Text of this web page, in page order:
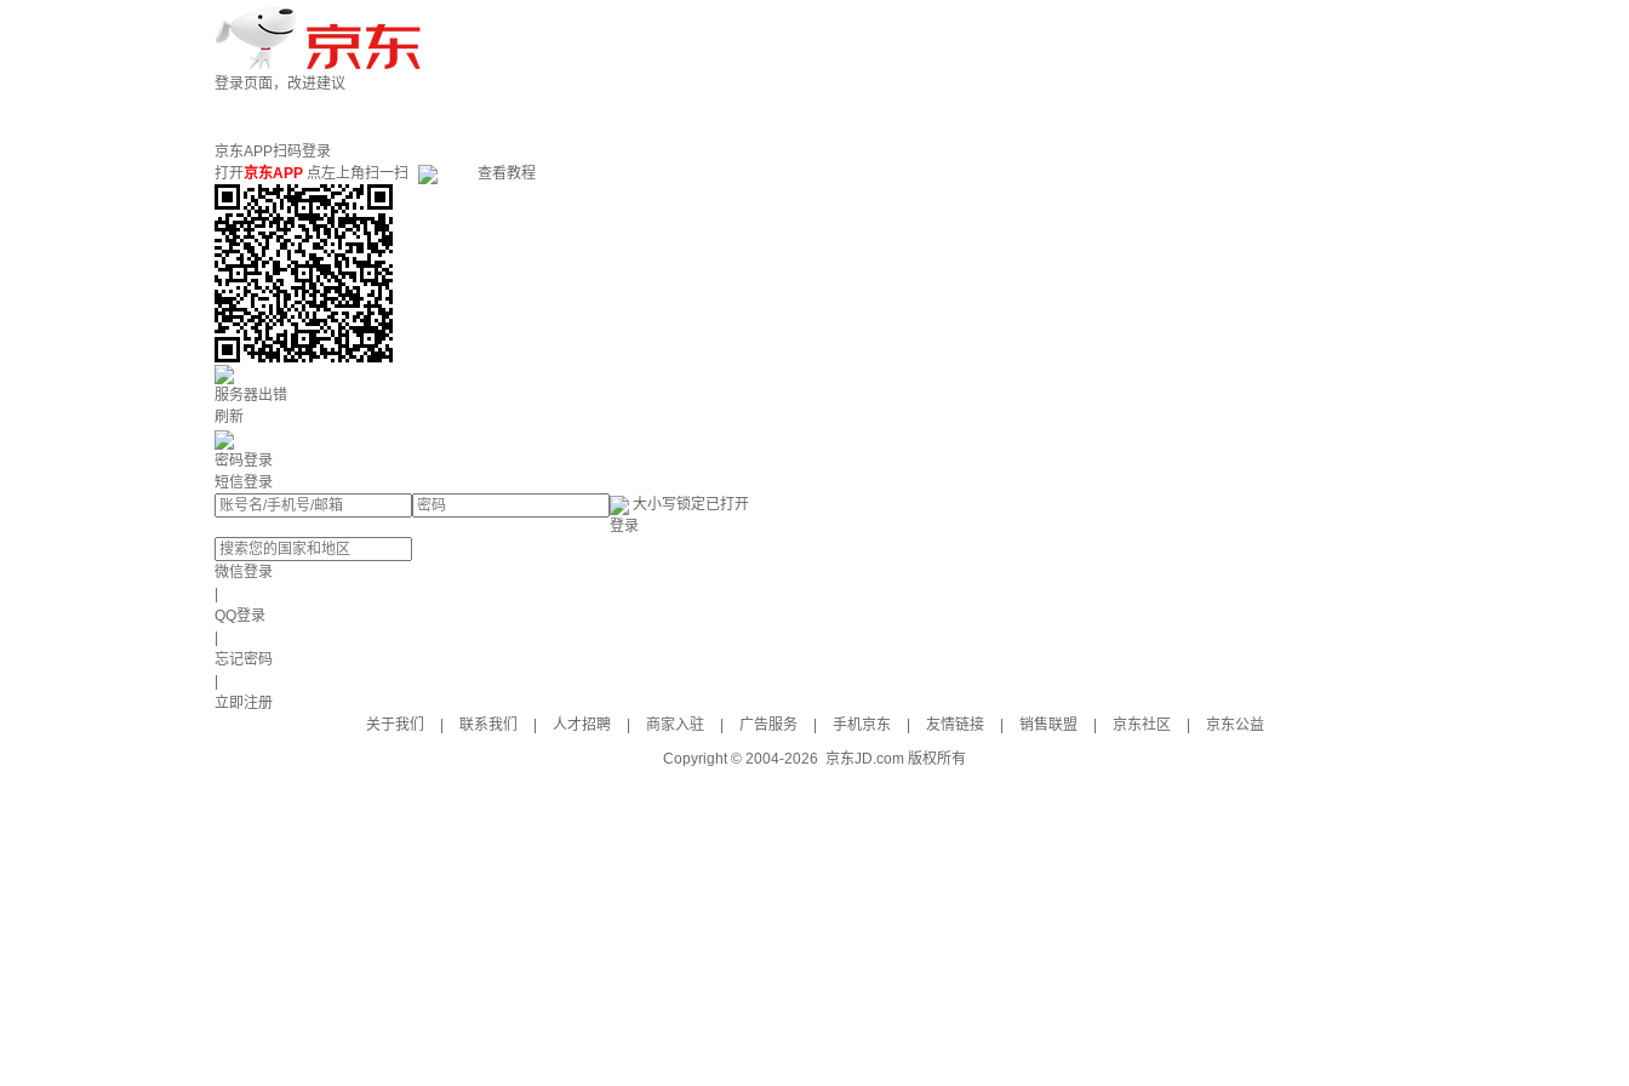
登录页面，改进建议
京东APP扫码登录
打开京东APP 点左上角扫一扫 查看教程
服务器出错
刷新
密码登录
短信登录
大小写锁定已打开
登录
微信登录
QQ登录
忘记密码
立即注册
关于我们
联系我们 人才招聘 商家入驻 广告服务 手机京东 友情链接 销售联盟 京东社区
京东公益
Copyright © 2004-2026 京东JD.com 版权所有